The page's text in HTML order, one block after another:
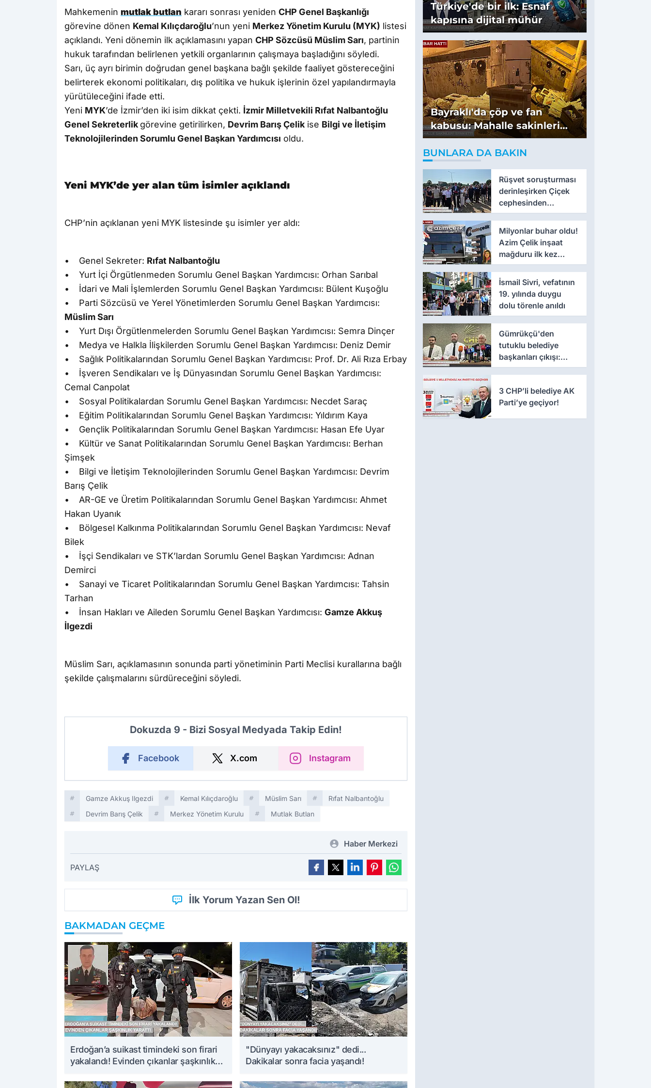
Mahkemenin mutlak butlan kararı sonrası yeniden CHP Genel Başkanlığı
görevine dönen Kemal Kılıçdaroğlu’nun yeni Merkez Yönetim Kurulu (MYK) listesi
açıklandı. Yeni dönemin ilk açıklamasını yapan CHP Sözcüsü Müslim Sarı, partinin
hukuk tarafından belirlenen yetkili organlarının çalışmaya başladığını söyledi.
Sarı, üç ayrı birimin doğrudan genel başkana bağlı şekilde faaliyet göstereceğini
belirterek ekonomi politikaları, dış politika ve hukuk işlerinin özel yapılandırmayla
yürütüleceğini ifade etti.
Yeni MYK’de İzmir’den iki isim dikkat çekti. İzmir Milletvekili Rıfat Nalbantoğlu
Genel Sekreterlik görevine getirilirken, Devrim Barış Çelik ise Bilgi ve İletişim
Teknolojilerinden Sorumlu Genel Başkan Yardımcısı oldu.
Yeni MYK’de yer alan tüm isimler açıklandı
CHP’nin açıklanan yeni MYK listesinde şu isimler yer aldı:
• Genel Sekreter: Rıfat Nalbantoğlu
• Yurt İçi Örgütlenmeden Sorumlu Genel Başkan Yardımcısı: Orhan Sarıbal
• İdari ve Mali İşlemlerden Sorumlu Genel Başkan Yardımcısı: Bülent Kuşoğlu
• Parti Sözcüsü ve Yerel Yönetimlerden Sorumlu Genel Başkan Yardımcısı:
Müslim Sarı
• Yurt Dışı Örgütlenmelerden Sorumlu Genel Başkan Yardımcısı: Semra Dinçer
• Medya ve Halkla İlişkilerden Sorumlu Genel Başkan Yardımcısı: Deniz Demir
• Sağlık Politikalarından Sorumlu Genel Başkan Yardımcısı: Prof. Dr. Ali Rıza Erbay
• İşveren Sendikaları ve İş Dünyasından Sorumlu Genel Başkan Yardımcısı:
Cemal Canpolat
• Sosyal Politikalardan Sorumlu Genel Başkan Yardımcısı: Necdet Saraç
• Eğitim Politikalarından Sorumlu Genel Başkan Yardımcısı: Yıldırım Kaya
• Gençlik Politikalarından Sorumlu Genel Başkan Yardımcısı: Hasan Efe Uyar
• Kültür ve Sanat Politikalarından Sorumlu Genel Başkan Yardımcısı: Berhan
Şimşek
• Bilgi ve İletişim Teknolojilerinden Sorumlu Genel Başkan Yardımcısı: Devrim
Barış Çelik
• AR-GE ve Üretim Politikalarından Sorumlu Genel Başkan Yardımcısı: Ahmet
Hakan Uyanık
• Bölgesel Kalkınma Politikalarından Sorumlu Genel Başkan Yardımcısı: Nevaf
Bilek
• İşçi Sendikaları ve STK’lardan Sorumlu Genel Başkan Yardımcısı: Adnan
Demirci
• Sanayi ve Ticaret Politikalarından Sorumlu Genel Başkan Yardımcısı: Tahsin
Tarhan
• İnsan Hakları ve Aileden Sorumlu Genel Başkan Yardımcısı: Gamze Akkuş
İlgezdi
Müslim Sarı, açıklamasının sonunda parti yönetiminin Parti Meclisi kurallarına bağlı
şekilde çalışmalarını sürdüreceğini söyledi.
Dokuzda 9 - Bizi Sosyal Medyada Takip Edin!
Facebook X.com Instagram
Gamze Akkuş Ilgezdi Kemal Kılıçdaroğlu Müslim Sarı
Rıfat Nalbantoğlu
Devrim Barış Çelik
Merkez Yönetim Kurulu Mutlak Butlan
Haber Merkezi
PAYLAŞ
İlk Yorum Yazan Sen Ol!
BAKMADAN GEÇME
Erdoğan’a suikast timindeki son firari
yakalandı! Evinden çıkanlar şaşkınlık
"Dünyayı yakacaksınız" dedi...
Dakikalar sonra facia yaşandı!
Türkiye'de bir ilk: Esnaf
kapısına dijital mühür
Bayraklı'da çöp ve fan
kabusu: Mahalle sakinleri
isyan etti
BUNLARA DA BAKIN
Rüşvet soruşturması
derinleşirken Çiçek
cephesinden
'montaj' savunması
Milyonlar buhar oldu!
Azim Çelik inşaat
mağduru ilk kez
konuştu
İsmail Sivri, vefatının
19. yılında duygu
dolu törenle anıldı
Gümrükçü'den
tutuklu belediye
başkanları çıkışı:
'Yıllarca iddianame
3 CHP’li belediye AK
Parti’ye geçiyor!